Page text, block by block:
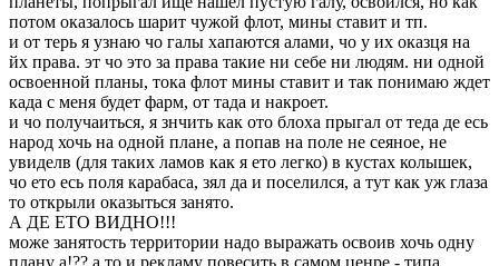
потом оказалось шарит чужой флот, мины ставит и тп.
и от терь я узнаю чо галы хапаются алами, чо у их оказця на
йх права. эт чо это за права такие ни себе ни людям. ни одной
освоенной планы, тока флот мины ставит и так понимаю ждет
када с меня будет фарм, от тада и накроет.
и чо получаиться, я знчить как ото блоха прыгал от теда де есь
народ хочь на одной плане, а попав на поле не сеяное, не
увиделв (для таких ламов как я ето легко) в кустах колышек,
чо ето есь поля карабаса, зял да и поселился, а тут как уж глаза
то открыли оказыться занято.
А ДЕ ЕТО ВИДНО!!!
може занятость территории надо выражать освоив хочь одну
плану а!?? а то и рекламу повесить в самом ценре - типа